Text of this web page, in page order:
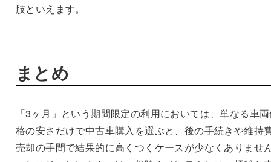
肢といえます。
まとめ
「3ヶ月」という期間限定の利用においては、単なる車
格の安さだけで中古車購入を選ぶと、後の手続きや維持
売却の手間で結果的に高くつくケースが少なくありませ